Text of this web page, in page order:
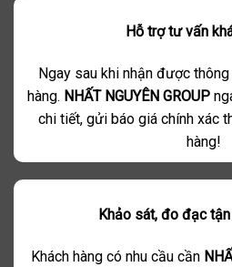
Hỗ trợ tư vấn
Ngay sau khi nhận được
hàng. NHẤT NGUYÊN GROUP
chi tiết, gửi báo giá chính xác
hàng!
Khảo sát, đo đạc
Khách hàng có nhu cầu cần